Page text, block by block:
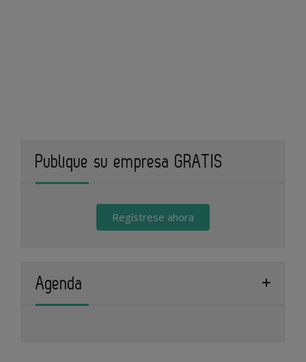
Publique su empresa GRATIS
Regístrese ahora
Agenda